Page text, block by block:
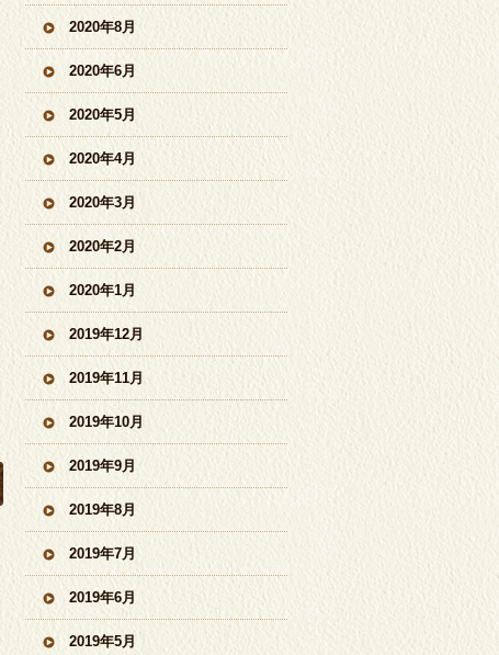
2020年8月
2020年6月
2020年5月
2020年4月
2020年3月
2020年2月
2020年1月
2019年12月
2019年11月
2019年10月
2019年9月
2019年8月
2019年7月
2019年6月
2019年5月